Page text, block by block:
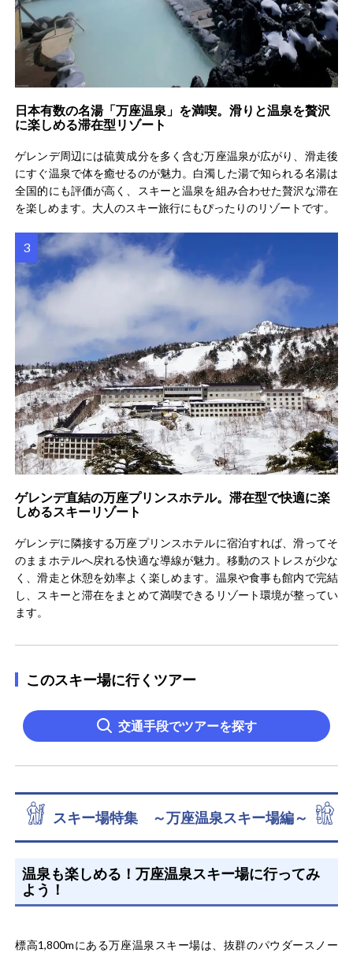
日本有数の名湯「万座温泉」を満喫。滑りと温泉を贅沢
に楽しめる滞在型リゾート
ゲレンデ周辺には硫黄成分を多く含む万座温泉が広がり、滑走後
にすぐ温泉で体を癒せるのが魅力。白濁した湯で知られる名湯は
全国的にも評価が高く、スキーと温泉を組み合わせた贅沢な滞在
を楽しめます。大人のスキー旅行にもぴったりのリゾートです。
ゲレンデ直結の万座プリンスホテル。滞在型で快適に楽
しめるスキーリゾート
ゲレンデに隣接する万座プリンスホテルに宿泊すれば、滑ってそ
のままホテルへ戻れる快適な導線が魅力。移動のストレスが少な
く、滑走と休憩を効率よく楽しめます。温泉や食事も館内で完結
し、スキーと滞在をまとめて満喫できるリゾート環境が整ってい
ます。
このスキー場に行くツアー
交通手段でツアーを探す
スキー場特集 ～万座温泉スキー場編～
温泉も楽しめる！万座温泉スキー場に行ってみ
よう！
標高1,800mにある万座温泉スキー場は、抜群のパウダースノー